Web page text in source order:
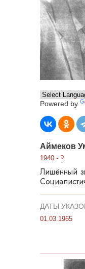
Powered by
Аймеков
1940 - ?
Лишённый
ДАТЫ
01.03.1965